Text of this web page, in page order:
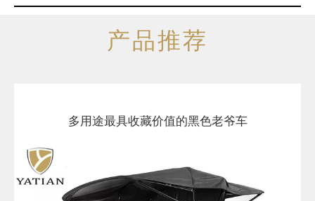
产品推荐
多用途最具收藏价值的黑色老爷车